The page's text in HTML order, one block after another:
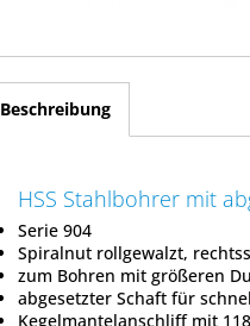
Beschreibung
HSS Stahlbohrer mit
Serie 904
Spiralnut rollgewalzt,
zum Bohren mit größeren
abgesetzter Schaft für
Kegelmantelanschliff mit